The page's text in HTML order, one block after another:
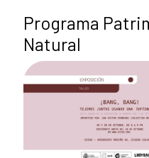
Programa
Natural